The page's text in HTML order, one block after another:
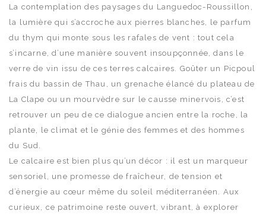
La contemplation des paysages du Languedoc-Roussillon,
la lumière qui s’accroche aux pierres blanches, le parfum
du thym qui monte sous les rafales de vent : tout cela
s’incarne, d’une manière souvent insoupçonnée, dans le
verre de vin issu de ces terres calcaires. Goûter un Picpoul
frais du bassin de Thau, un grenache élancé du plateau de
La Clape ou un mourvèdre sur le causse minervois, c’est
retrouver un peu de ce dialogue ancien entre la roche, la
plante, le climat et le génie des femmes et des hommes
du Sud.
Le calcaire est bien plus qu’un décor : il est un marqueur
sensoriel, une promesse de fraîcheur, de tension et
d’énergie au cœur même du soleil méditerranéen. Aux
curieux, ce patrimoine reste ouvert, vibrant, à explorer